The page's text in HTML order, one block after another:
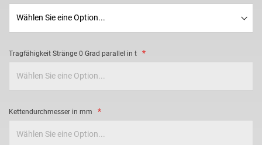
Tragfähigkeit Stränge 0 Grad parallel in t
Kettendurchmesser in mm